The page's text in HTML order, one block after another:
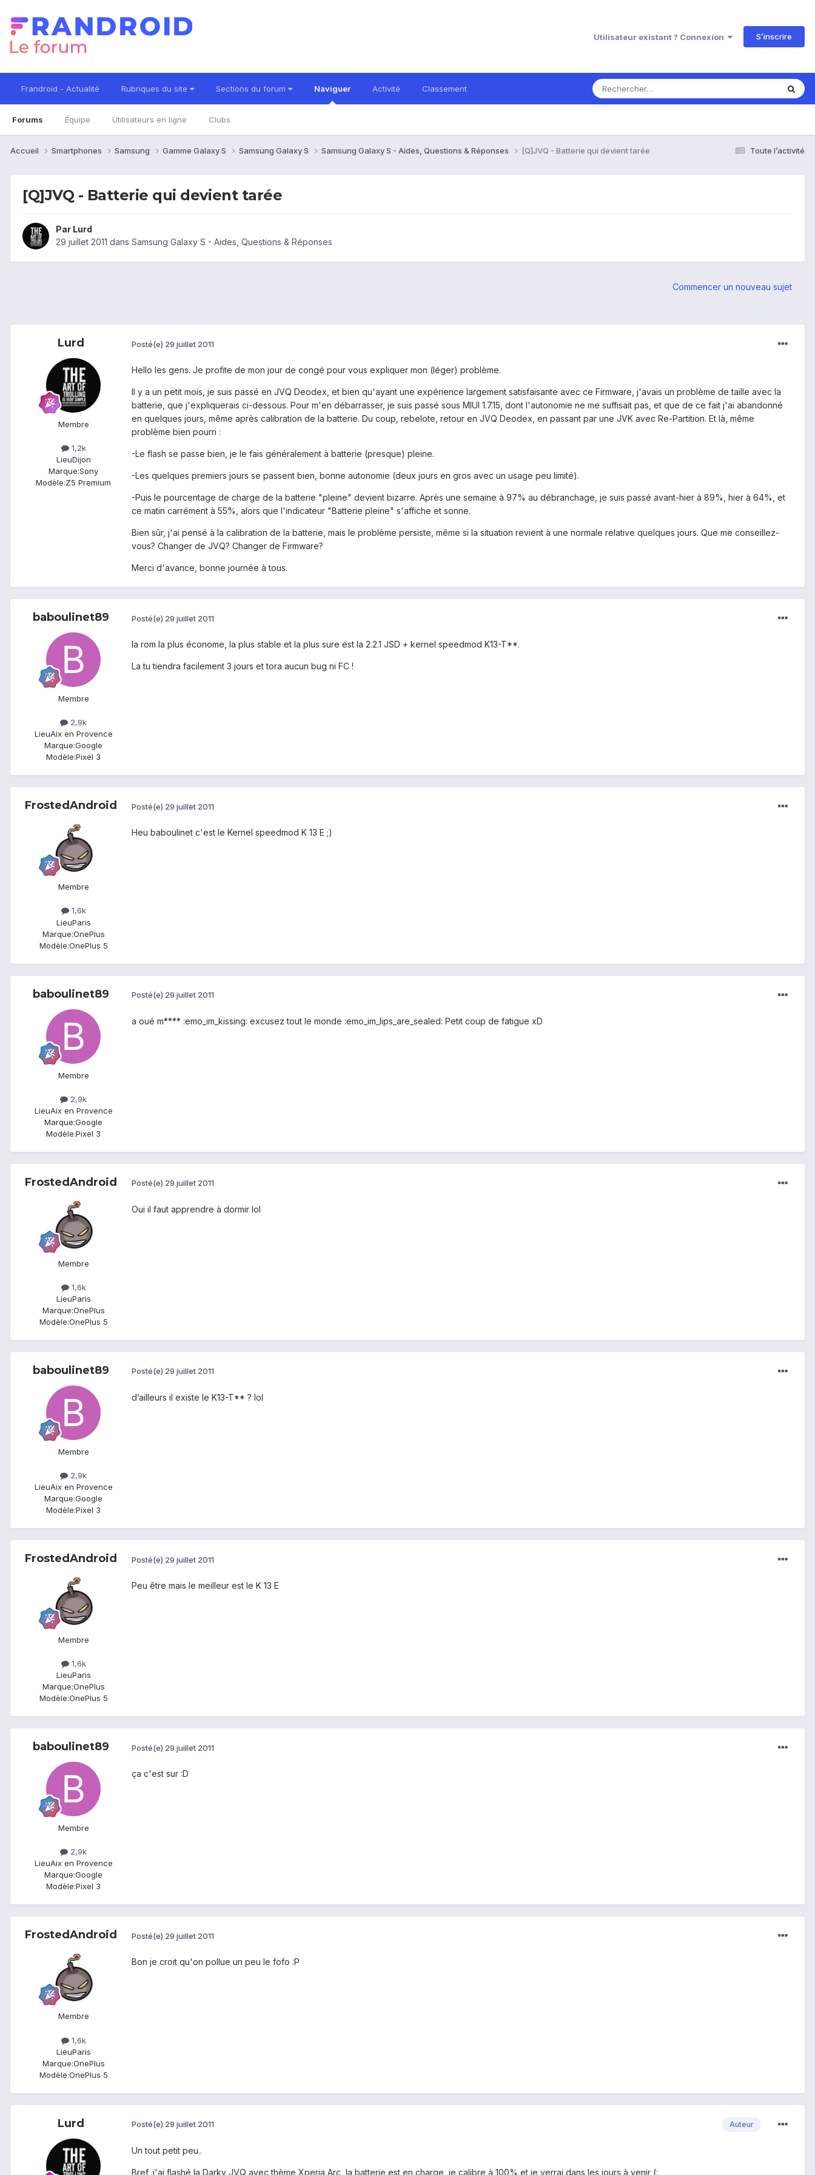
Utilisateur existant ? Connexion S’inscrire
Frandroid - Actualité Rubriques du site Sections du forum Naviguer
Forums Équipe Utilisateurs en ligne Clubs
Activité Classement
Toute l’activité
Accueil Smartphones Samsung Gamme Galaxy S Samsung Galaxy S Samsung Galaxy S - Aides, Questions & Réponses [Q]JVQ - Batterie qui devient tarée
[Q]JVQ - Batterie qui devient tarée
Par Lurd
29 juillet 2011 dans Samsung Galaxy S - Aides, Questions & Réponses
Commencer un nouveau sujet
Lurd
Membre
1,2k
LieuDijon
Marque:Sony
Modèle:Z5 Premium
Posté(e) 29 juillet 2011
Hello les gens. Je profite de mon jour de congé pour vous expliquer mon (léger) problème.
Il y a un petit mois, je suis passé en JVQ Deodex, et bien qu'ayant une expérience largement satisfaisante avec ce Firmware, j'avais un problème de taille avec la
batterie, que j'expliquerais ci-dessous. Pour m'en débarrasser, je suis passé sous MIUI 1.7.15, dont l'autonomie ne me suffisait pas, et que de ce fait j'ai abandonné
en quelques jours, même après calibration de la batterie. Du coup, rebelote, retour en JVQ Deodex, en passant par une JVK avec Re-Partition. Et là, même
problème bien pourri :
-Le flash se passe bien, je le fais généralement à batterie (presque) pleine.
-Les quelques premiers jours se passent bien, bonne autonomie (deux jours en gros avec un usage peu limité).
-Puis le pourcentage de charge de la batterie "pleine" devient bizarre. Après une semaine à 97% au débranchage, je suis passé avant-hier à 89%, hier à 64%, et
ce matin carrément à 55%, alors que l'indicateur "Batterie pleine" s'affiche et sonne.
Bien sûr, j'ai pensé à la calibration de la batterie, mais le problème persiste, même si la situation revient à une normale relative quelques jours. Que me conseillez-
vous? Changer de JVQ? Changer de Firmware?
Merci d'avance, bonne journée à tous.
baboulinet89
Membre
2,9k
LieuAix en Provence
Marque:Google
Modèle:Pixel 3
Posté(e) 29 juillet 2011
la rom la plus économe, la plus stable et la plus sure est la 2.2.1 JSD + kernel speedmod K13-T**.
La tu tiendra facilement 3 jours et tora aucun bug ni FC !
FrostedAndroid
Membre
1,6k
LieuParis
Marque:OnePlus
Modèle:OnePlus 5
Posté(e) 29 juillet 2011
Heu baboulinet c'est le Kernel speedmod K 13 E ;)
baboulinet89
Membre
2,9k
LieuAix en Provence
Marque:Google
Modèle:Pixel 3
Posté(e) 29 juillet 2011
a oué m**** :emo_im_kissing: excusez tout le monde :emo_im_lips_are_sealed: Petit coup de fatigue xD
FrostedAndroid
Membre
1,6k
LieuParis
Marque:OnePlus
Modèle:OnePlus 5
Posté(e) 29 juillet 2011
Oui il faut apprendre à dormir lol
baboulinet89
Membre
2,9k
LieuAix en Provence
Marque:Google
Modèle:Pixel 3
Posté(e) 29 juillet 2011
d’ailleurs il existe le K13-T** ? lol
FrostedAndroid
Membre
1,6k
LieuParis
Marque:OnePlus
Modèle:OnePlus 5
Posté(e) 29 juillet 2011
Peu être mais le meilleur est le K 13 E
baboulinet89
Membre
2,9k
LieuAix en Provence
Marque:Google
Modèle:Pixel 3
Posté(e) 29 juillet 2011
ça c'est sur :D
FrostedAndroid
Membre
1,6k
LieuParis
Marque:OnePlus
Modèle:OnePlus 5
Posté(e) 29 juillet 2011
Bon je croit qu'on pollue un peu le fofo :P
Lurd Auteur
Posté(e) 29 juillet 2011
Un tout petit peu..
Bref, j'ai flashé la Darky JVQ avec thème Xperia Arc, la batterie est en charge, je calibre à 100% et je verrai dans les jours à venir (: